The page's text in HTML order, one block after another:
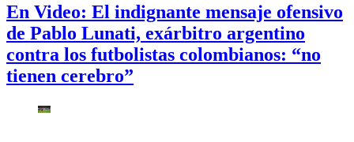
En Video: El indignante mensaje ofensivo
de Pablo Lunati, exárbitro argentino
contra los futbolistas colombianos: “no
tienen cerebro”